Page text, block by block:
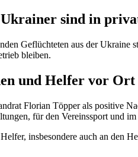
sind in
Geflüchteten aus der
bleiben.
und Helfer vor Ort
Florian Töpper als positive
für den Vereinssport und
insbesondere auch an den